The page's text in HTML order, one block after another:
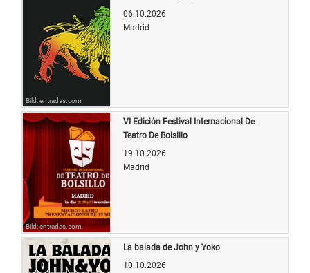
Bild: entradas.com
06.10.2026
Madrid
Bild: entradas.com
VI Edición Festival Internacional De
Teatro De Bolsillo
19.10.2026
Madrid
La balada de John y Yoko
10.10.2026